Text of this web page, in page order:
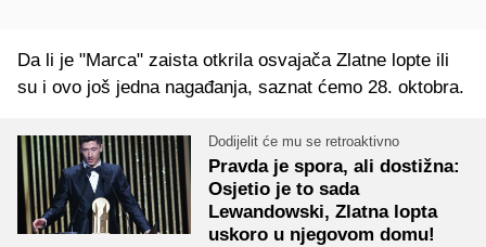
Da li je "Marca" zaista otkrila osvajača Zlatne lopte ili
su i ovo još jedna nagađanja, saznat ćemo 28. oktobra.
Dodijelit će mu se retroaktivno
Pravda je spora, ali dostižna:
Osjetio je to sada
Lewandowski, Zlatna lopta
uskoro u njegovom domu!